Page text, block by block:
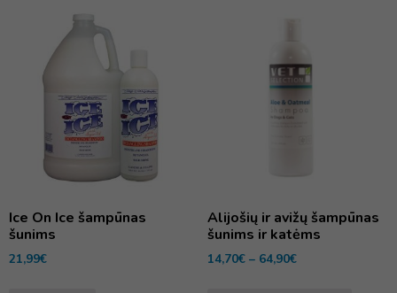
Ice On Ice šampūnas
šunims
21,99€
Alijošių ir avižų šampūnas
šunims ir katėms
14,70€ – 64,90€